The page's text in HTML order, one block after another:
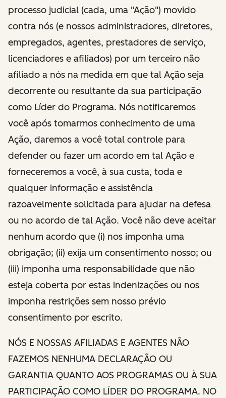
processo judicial (cada, uma "Ação") movido
contra nós (e nossos administradores, diretores,
empregados, agentes, prestadores de serviço,
licenciadores e afiliados) por um terceiro não
afiliado a nós na medida em que tal Ação seja
decorrente ou resultante da sua participação
como Líder do Programa. Nós notificaremos
você após tomarmos conhecimento de uma
Ação, daremos a você total controle para
defender ou fazer um acordo em tal Ação e
forneceremos a você, à sua custa, toda e
qualquer informação e assistência
razoavelmente solicitada para ajudar na defesa
ou no acordo de tal Ação. Você não deve aceitar
nenhum acordo que (i) nos imponha uma
obrigação; (ii) exija um consentimento nosso; ou
(iii) imponha uma responsabilidade que não
esteja coberta por estas indenizações ou nos
imponha restrições sem nosso prévio
consentimento por escrito.
NÓS E NOSSAS AFILIADAS E AGENTES NÃO
FAZEMOS NENHUMA DECLARAÇÃO OU
GARANTIA QUANTO AOS PROGRAMAS OU À SUA
PARTICIPAÇÃO COMO LÍDER DO PROGRAMA. NO